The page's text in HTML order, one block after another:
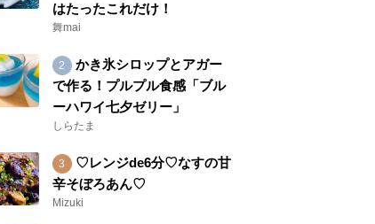
はたったこれだけ！
舞mai
かき氷シロップとアガー
で作る！プルプル食感「ブル
ーハワイ七夕ゼリー」
しらたま
♡レンジde6分♡なすの甘
辛そぼろあん♡
Mizuki